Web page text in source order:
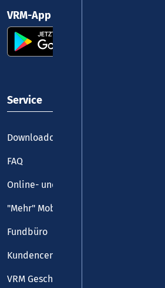
VRM-App nutzen und durchstarten
Service
Downloadcenter
FAQ
Online- und Handy-Tickets
"Mehr" Mobilität
Fundbüro
Kundencenter
VRM Geschäftsstelle